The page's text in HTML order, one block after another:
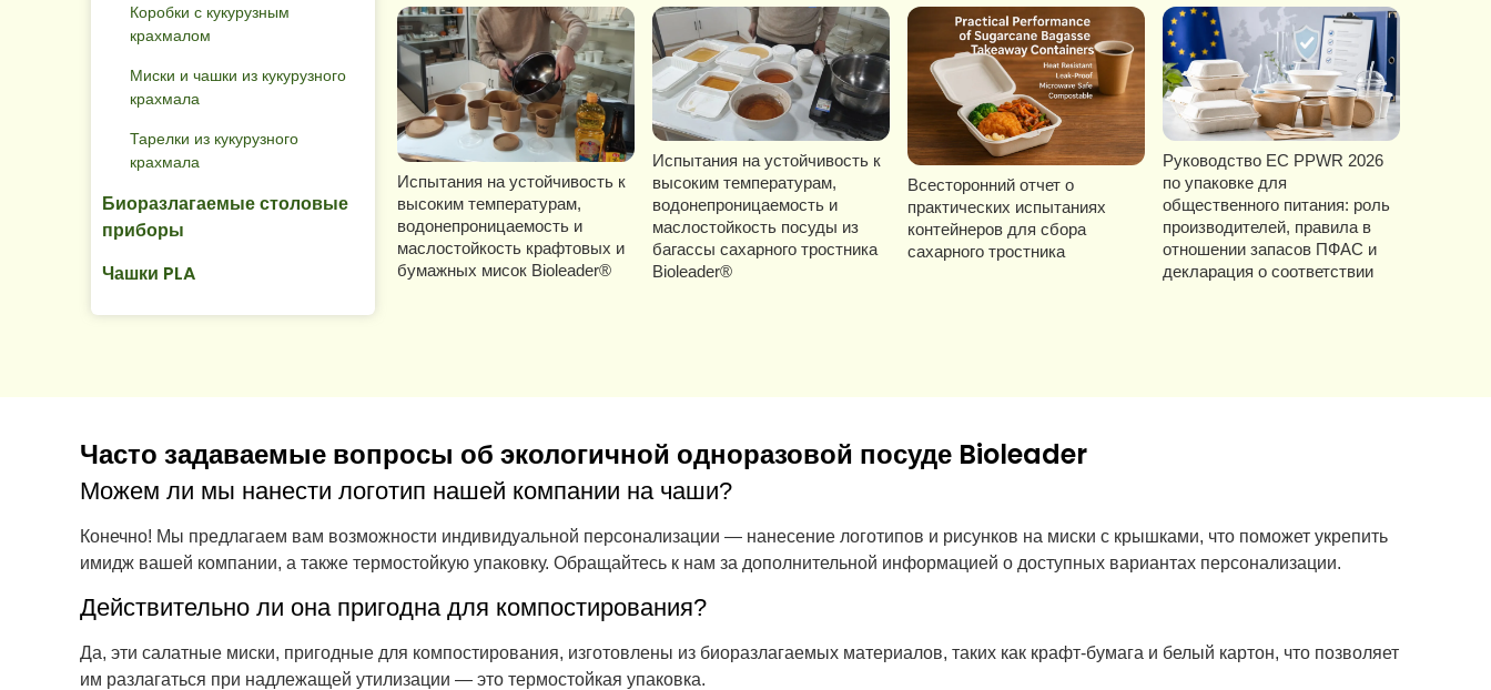
Коробки с кукурузным
крахмалом
Миски и чашки из кукурузного
крахмала
Тарелки из кукурузного
крахмала
Биоразлагаемые столовые
приборы
Чашки PLA
Испытания на устойчивость к
высоким температурам,
водонепроницаемость и
маслостойкость крафтовых и
бумажных мисок Bioleader®
Испытания на устойчивость к
высоким температурам,
водонепроницаемость и
маслостойкость посуды из
багассы сахарного тростника
Bioleader®
Всесторонний отчет о
практических испытаниях
контейнеров для сбора
сахарного тростника
Руководство ЕС PPWR 2026
по упаковке для
общественного питания: роль
производителей, правила в
отношении запасов ПФАС и
декларация о соответствии
Часто задаваемые вопросы об экологичной одноразовой посуде Bioleader
Можем ли мы нанести логотип нашей компании на чаши?
Конечно! Мы предлагаем вам возможности индивидуальной персонализации — нанесение логотипов и рисунков на миски с крышками, что поможет укрепить
имидж вашей компании, а также термостойкую упаковку. Обращайтесь к нам за дополнительной информацией о доступных вариантах персонализации.
Действительно ли она пригодна для компостирования?
Да, эти салатные миски, пригодные для компостирования, изготовлены из биоразлагаемых материалов, таких как крафт-бумага и белый картон, что позволяет
им разлагаться при надлежащей утилизации — это термостойкая упаковка.